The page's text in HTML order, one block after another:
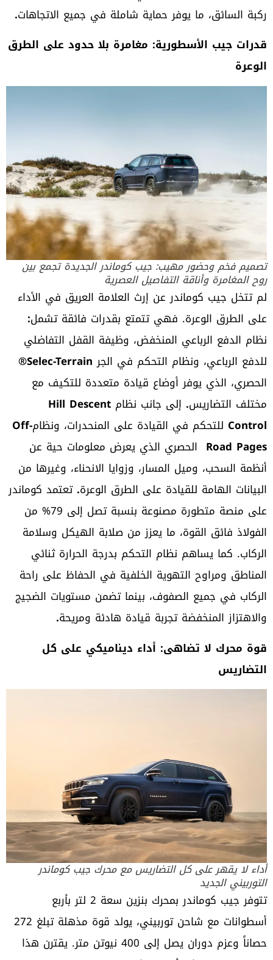
ركبة السائق، ما يوفر حماية شاملة في جميع الاتجاهات.
قدرات جيب الأسطورية: مغامرة بلا حدود على الطرق
الوعرة
تصميم فخم وحضور مهيب: جيب كوماندر الجديدة تجمع بين
روح المغامرة وأناقة التفاصيل العصرية
لم تتخل جيب كوماندر عن إرث العلامة العريق في الأداء
على الطرق الوعرة. فهي تتمتع بقدرات فائقة تشمل:
نظام الدفع الرباعي المنخفض، وظيفة القفل التفاضلي
للدفع الرباعي، ونظام التحكم في الجرSelec-Terrain®
الحصري، الذي يوفر أوضاع قيادة متعددة للتكيف مع
مختلف التضاريس. إلى جانب نظام Hill Descent
Control للتحكم في القيادة على المنحدرات، ونظامOff-
Road Pages الحصري الذي يعرض معلومات حية عن
أنظمة السحب، وميل المسار، وزوايا الانحناء، وغيرها من
البيانات الهامة للقيادة على الطرق الوعرة. تعتمد كوماندر
على منصة متطورة مصنوعة بنسبة تصل إلى 79% من
الفولاذ فائق القوة، ما يعزز من صلابة الهيكل وسلامة
الركاب. كما يساهم نظام التحكم بدرجة الحرارة ثنائي
المناطق ومراوح التهوية الخلفية في الحفاظ على راحة
الركاب في جميع الصفوف، بينما تضمن مستويات الضجيج
والاهتزاز المنخفضة تجربة قيادة هادئة ومريحة.
قوة محرك لا تضاهى: أداء ديناميكي على كل
التضاريس
أداء لا يقهر على كل التضاريس مع محرك جيب كوماندر
التوربيني الجديد
تتوفر جيب كوماندر بمحرك بنزين سعة 2 لتر بأربع
أسطوانات مع شاحن توربيني، يولد قوة مذهلة تبلغ 272
حصاناً وعزم دوران يصل إلى 400 نيوتن متر. يقترن هذا